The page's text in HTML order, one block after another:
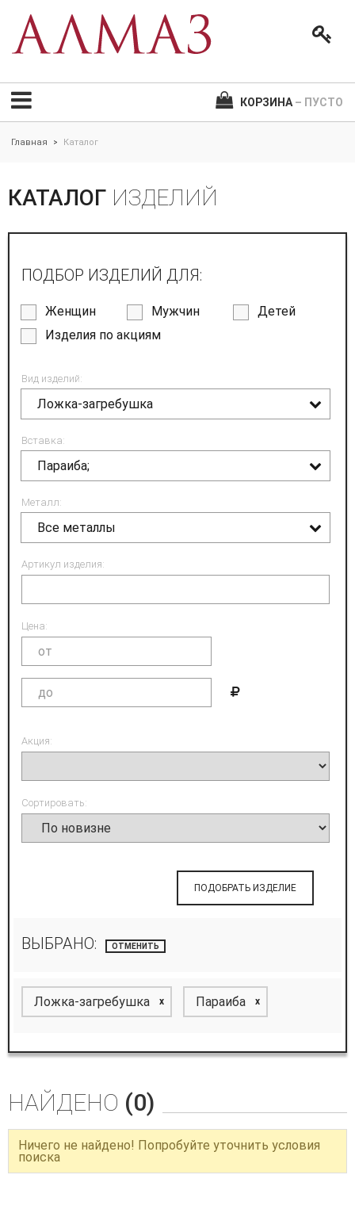
КОРЗИНА – ПУСТО
Главная > Каталог
КАТАЛОГ ИЗДЕЛИЙ
ПОДБОР ИЗДЕЛИЙ ДЛЯ:
Женщин Мужчин
Детей
Изделия по акциям
Вид изделий:
Ложка-загребушка
Вставка:
Параиба;
Металл:
Все металлы
Артикул изделия:
Цена:
Акция:
Сортировать:
ПОДОБРАТЬ ИЗДЕЛИЕ
ВЫБРАНО: ОТМЕНИТЬ
Ложка-загребушка x Параиба x
НАЙДЕНО (0)
Ничего не найдено! Попробуйте уточнить условия
поиска